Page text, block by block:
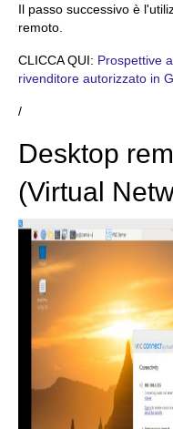
Il passo successivo è
remoto.
CLICCA QUI: Prospettive
rivenditore autorizzato in
/
Desktop
(Virtual